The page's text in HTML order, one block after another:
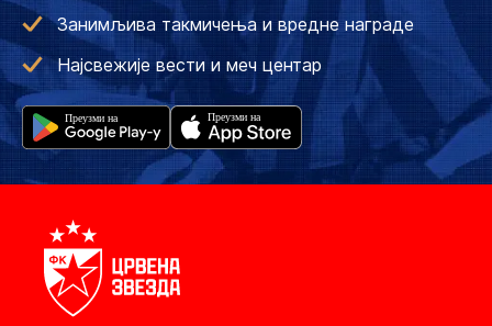
Занимљива такмичења и вредне награде
Најсвежије вести и меч центар